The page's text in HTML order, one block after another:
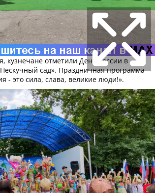
кузнечане отметили День России в
сад». Праздничная программа
- это сила, слава, великие люди!».